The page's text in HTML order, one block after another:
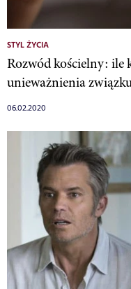
STYL ŻYCIA
Rozwód kościelny: ile
unieważnienia
06.02.2020